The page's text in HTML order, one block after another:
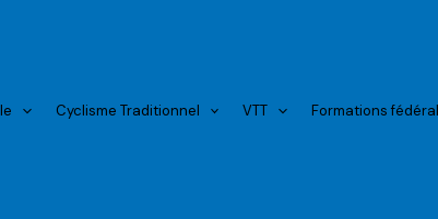
Cyclisme Traditionnel VTT Formations